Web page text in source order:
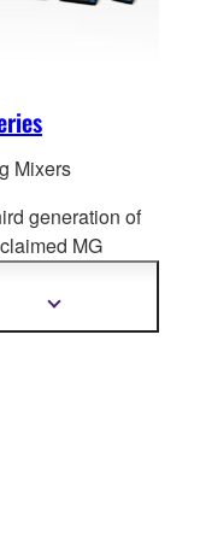
Mixers
generation of
MG
consoles f
high
Show